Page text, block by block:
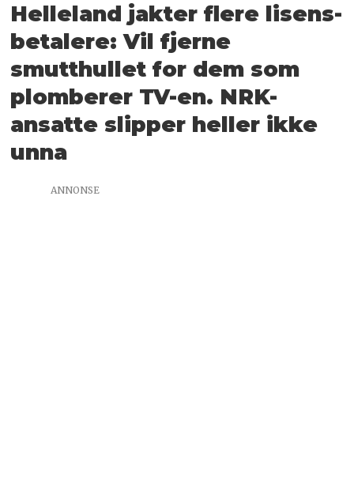
Helleland jakter flere lisens­
betalere: Vil fjerne
smutthullet for dem som
plomberer TV-en. NRK-
ansatte slipper heller ikke
unna
ANNONSE